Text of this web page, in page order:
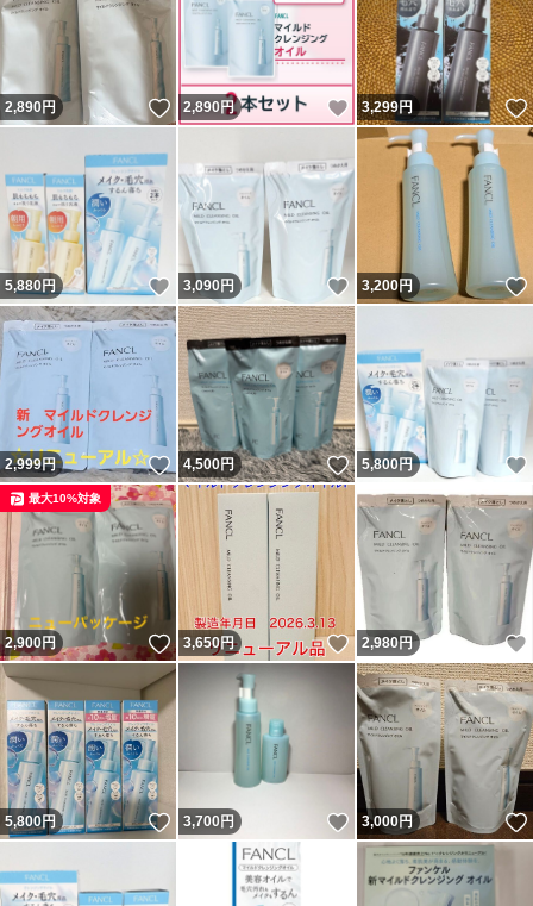
2,890円 いいね！
2,890 円 いいね！
3,299円
5,880円 いいね！
3,090円 いいね！
3,200円
2,999円 いいね！
4,500円 いいね！
5,800円
2,900円 いいね！
最大10%対象
3,650円 いいね！
2,980円
5,800円 いいね！
3,700 円 いいね！
3,000円